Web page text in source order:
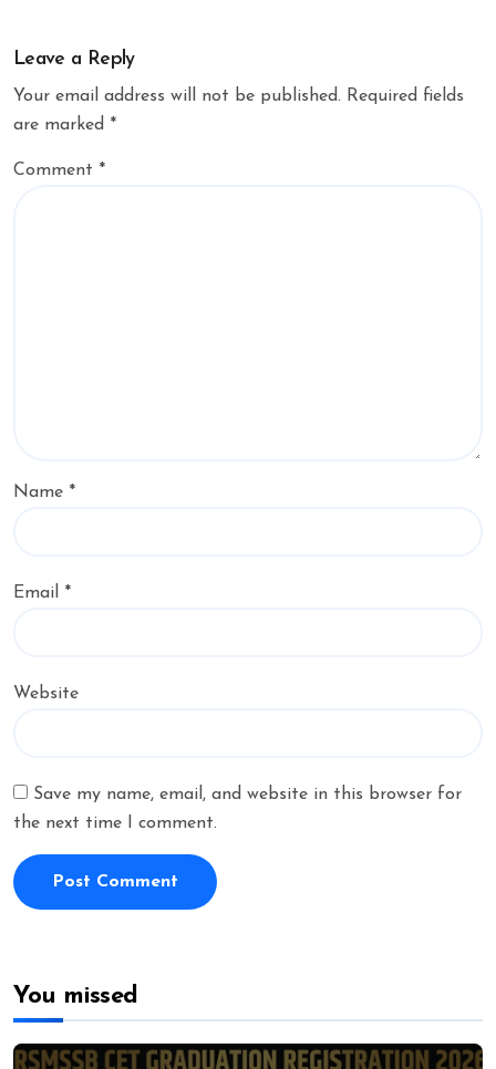
Leave a Reply
Your email address will not be published. Required fields
are marked *
Comment *
Name *
Email *
Website
Save my name, email, and website in this browser for
the next time I comment.
You missed